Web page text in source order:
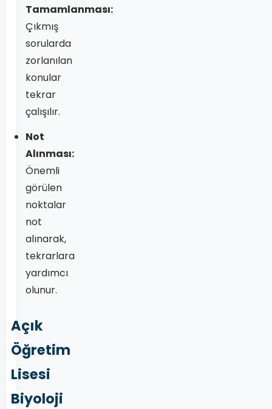
Tamamlanması:
Çıkmış
sorularda
zorlanılan
konular
tekrar
çalışılır.
Not
Alınması:
Önemli
görülen
noktalar
not
alınarak,
tekrarlara
yardımcı
olunur.
Açık
Öğretim
Lisesi
Biyoloji